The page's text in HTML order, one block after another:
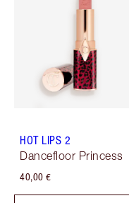
HOT LIPS 2
Dancefloor Princess
40,00 €